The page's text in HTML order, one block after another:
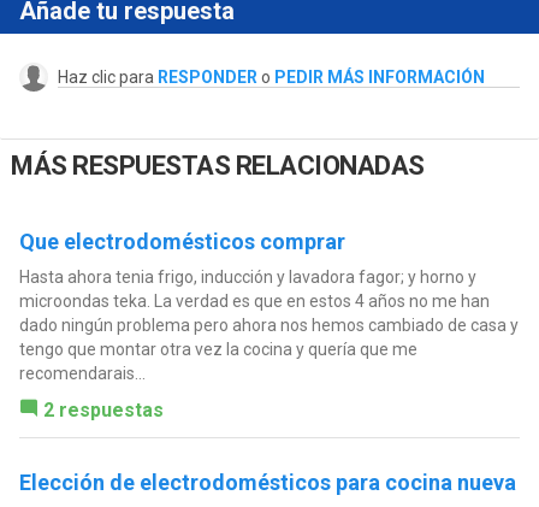
Añade tu respuesta
Haz clic para RESPONDER o PEDIR MÁS INFORMACIÓN
MÁS RESPUESTAS RELACIONADAS
Que electrodomésticos comprar
Hasta ahora tenia frigo, inducción y lavadora fagor; y horno y
microondas teka. La verdad es que en estos 4 años no me han
dado ningún problema pero ahora nos hemos cambiado de casa y
tengo que montar otra vez la cocina y quería que me
recomendarais...
2 respuestas
Elección de electrodomésticos para cocina nueva